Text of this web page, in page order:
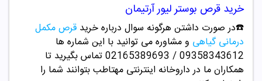
خرید قرص بوستر لیور آرتیمان
☎️در صورت داشتن هرگونه سوال درباره خرید قرص مکمل
درمانی گیاهی و مشاوره می توانید با این شماره ها
09358343612 / 02165389693
تماس بگیرید تا
همکاران ما در داروخانه اینترنتی مهتاطب بتوانند شما را